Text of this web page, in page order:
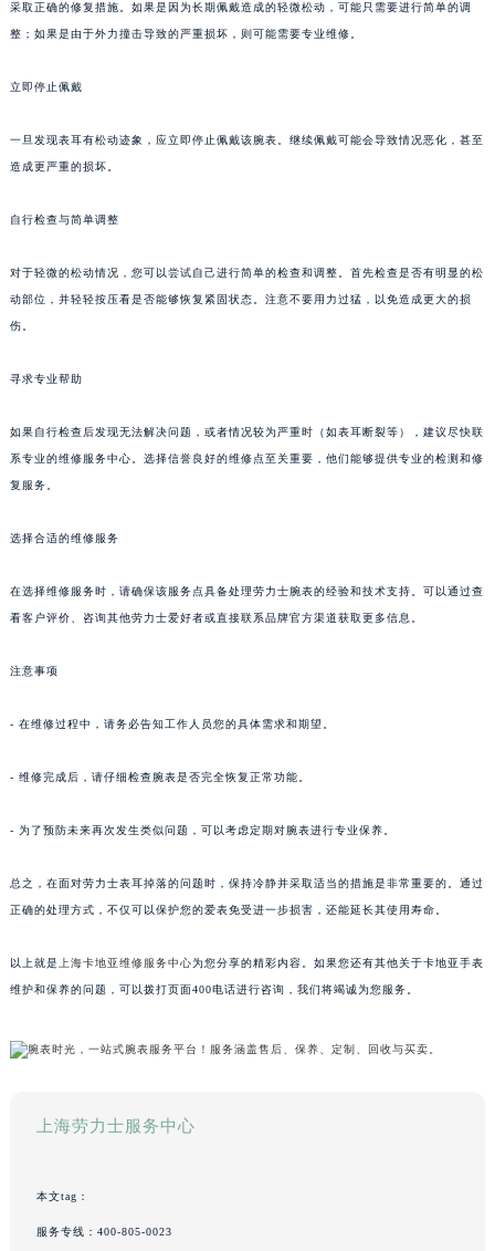
采取正确的修复措施。如果是因为长期佩戴造成的轻微松动，可能只需要进行简单的调
整；如果是由于外力撞击导致的严重损坏，则可能需要专业维修。
立即停止佩戴
一旦发现表耳有松动迹象，应立即停止佩戴该腕表。继续佩戴可能会导致情况恶化，甚至
造成更严重的损坏。
自行检查与简单调整
对于轻微的松动情况，您可以尝试自己进行简单的检查和调整。首先检查是否有明显的松
动部位，并轻轻按压看是否能够恢复紧固状态。注意不要用力过猛，以免造成更大的损
伤。
寻求专业帮助
如果自行检查后发现无法解决问题，或者情况较为严重时（如表耳断裂等），建议尽快联
系专业的维修服务中心。选择信誉良好的维修点至关重要，他们能够提供专业的检测和修
复服务。
选择合适的维修服务
在选择维修服务时，请确保该服务点具备处理劳力士腕表的经验和技术支持。可以通过查
看客户评价、咨询其他劳力士爱好者或直接联系品牌官方渠道获取更多信息。
注意事项
- 在维修过程中，请务必告知工作人员您的具体需求和期望。
- 维修完成后，请仔细检查腕表是否完全恢复正常功能。
- 为了预防未来再次发生类似问题，可以考虑定期对腕表进行专业保养。
总之，在面对劳力士表耳掉落的问题时，保持冷静并采取适当的措施是非常重要的。通过
正确的处理方式，不仅可以保护您的爱表免受进一步损害，还能延长其使用寿命。
以上就是 上海卡地亚维修服务中心为您分享的精彩内容。如果您还有其他关于卡地亚手表
维护和保养的问题，可以拨打页面400电话进行咨询，我们将竭诚为您服务。
上海劳力士服务中心
本文tag：
服务专线： 400-805-0023